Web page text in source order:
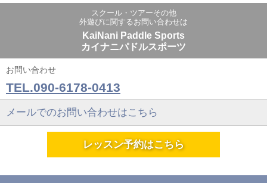
スクール・ツアーその他
外遊びに関するお問い合わせは
KaiNani Paddle Sports
カイナニパドルスポーツ
お問い合わせ
TEL.090-6178-0413
メールでのお問い合わせはこちら
レッスン予約はこちら